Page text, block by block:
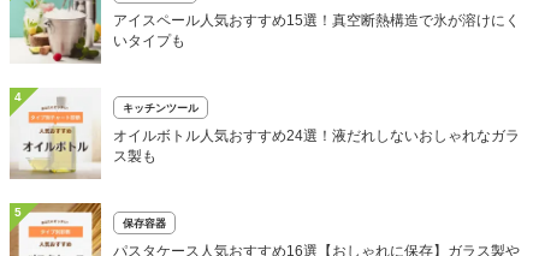
アイスペール人気おすすめ15選！真空断熱構造で氷が溶けにく
いタイプも
4
キッチンツール
オイルボトル人気おすすめ24選！液だれしないおしゃれなガラ
ス製も
5
保存容器
パスタケース人気おすすめ16選【おしゃれに保存】ガラス製や